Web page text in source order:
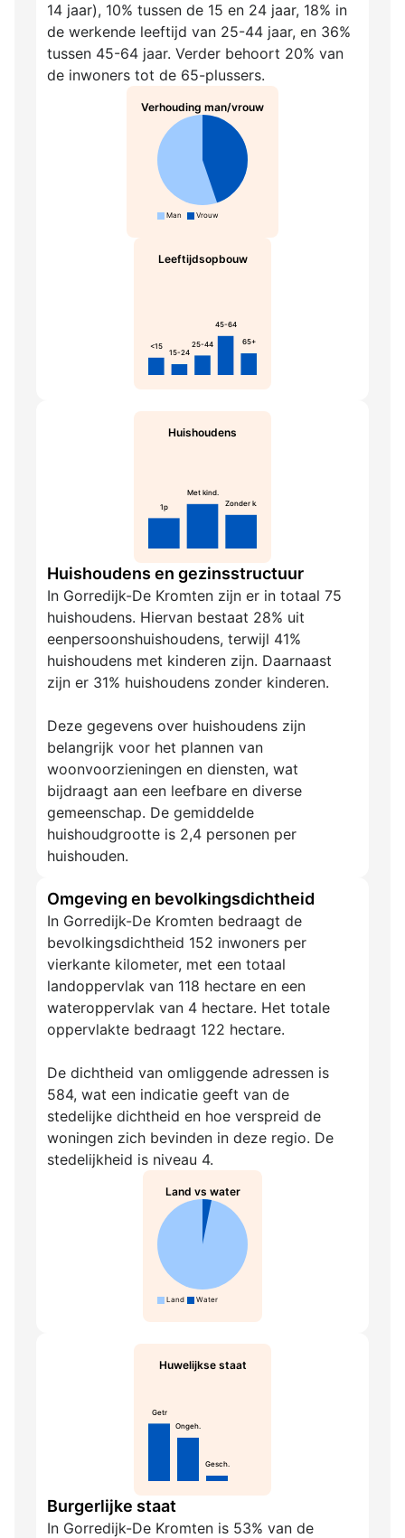
14 jaar), 10% tussen de 15 en 24 jaar, 18% in
de werkende leeftijd van 25-44 jaar, en 36%
tussen 45-64 jaar. Verder behoort 20% van
de inwoners tot de 65-plussers.
Verhouding man/vrouw
Man Vrouw
Leeftijdsopbouw
<15
15-24
25-44
45-64
65+
Huishoudens
1p
Met kind.
Zonder k.
Huishoudens en gezinsstructuur
In Gorredijk-De Kromten zijn er in totaal 75
huishoudens. Hiervan bestaat 28% uit
eenpersoonshuishoudens, terwijl 41%
huishoudens met kinderen zijn. Daarnaast
zijn er 31% huishoudens zonder kinderen.
Deze gegevens over huishoudens zijn
belangrijk voor het plannen van
woonvoorzieningen en diensten, wat
bijdraagt aan een leefbare en diverse
gemeenschap. De gemiddelde
huishoudgrootte is 2,4 personen per
huishouden.
Omgeving en bevolkingsdichtheid
In Gorredijk-De Kromten bedraagt de
bevolkingsdichtheid 152 inwoners per
vierkante kilometer, met een totaal
landoppervlak van 118 hectare en een
wateroppervlak van 4 hectare. Het totale
oppervlakte bedraagt 122 hectare.
De dichtheid van omliggende adressen is
584, wat een indicatie geeft van de
stedelijke dichtheid en hoe verspreid de
woningen zich bevinden in deze regio. De
stedelijkheid is niveau 4.
Land vs water
Land Water
Huwelijkse staat
Getr
Ongeh.
Gesch.
Burgerlijke staat
In Gorredijk-De Kromten is 53% van de